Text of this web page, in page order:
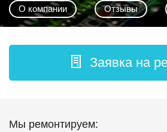
О компании Отзывы
Заявка на
Мы ремонтируем: